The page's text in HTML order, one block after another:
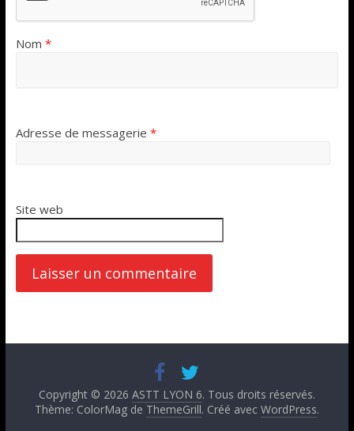
Nom *
Adresse de messagerie *
Site web
Copyright © 2026 ASTT LYON 6. Tous droits réservés.
Thème: ColorMag de ThemeGrill. Créé avec WordPress.